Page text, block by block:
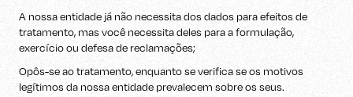
A nossa entidade já não necessita dos dados para efeitos de
tratamento, mas você necessita deles para a formulação,
exercício ou defesa de reclamações;
Opôs-se ao tratamento, enquanto se verifica se os motivos
legítimos da nossa entidade prevalecem sobre os seus.